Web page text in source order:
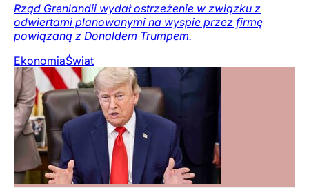
Rząd Grenlandii wydał ostrzeżenie w związku z
odwiertami planowanymi na wyspie przez firmę
powiązaną z Donaldem Trumpem.
EkonomiaŚwiat